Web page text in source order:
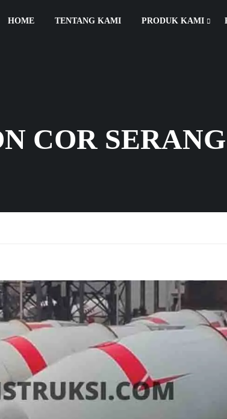
HOME TENTANG KAMI PRODUK KAMI
COR SERANG